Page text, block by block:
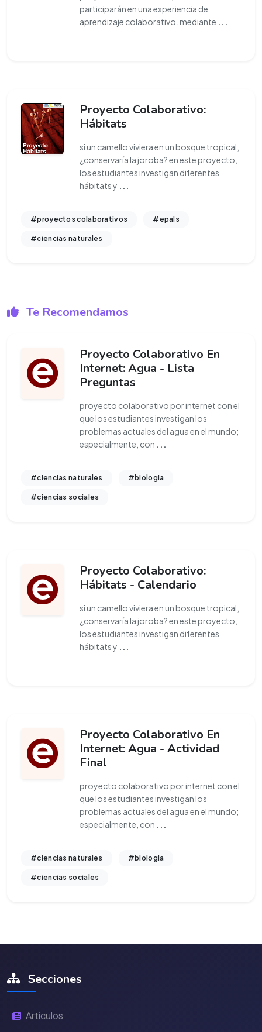
participarán en una experiencia de
aprendizaje colaborativo. mediante ...
Proyecto Colaborativo:
Hábitats
si un camello viviera en un bosque tropical,
¿conservaría la joroba? en este proyecto,
los estudiantes investigan diferentes
hábitats y ...
#proyectos colaborativos #epals
#ciencias naturales
Te Recomendamos
Proyecto Colaborativo En
Internet: Agua - Lista
Preguntas
proyecto colaborativo por internet con el
que los estudiantes investigan los
problemas actuales del agua en el mundo;
especialmente, con ...
#ciencias naturales #biologia
#ciencias sociales
Proyecto Colaborativo:
Hábitats - Calendario
si un camello viviera en un bosque tropical,
¿conservaría la joroba? en este proyecto,
los estudiantes investigan diferentes
hábitats y ...
Proyecto Colaborativo En
Internet: Agua - Actividad
Final
proyecto colaborativo por internet con el
que los estudiantes investigan los
problemas actuales del agua en el mundo;
especialmente, con ...
#ciencias naturales #biologia
#ciencias sociales
Secciones
Artículos